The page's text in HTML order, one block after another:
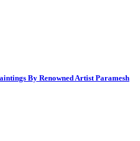
By Renowned Artist Paramesh